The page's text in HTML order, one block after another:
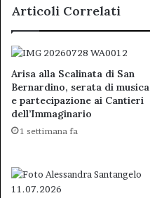
Articoli Correlati
Arisa alla Scalinata di San
Bernardino, serata di musica
e partecipazione ai Cantieri
dell’Immaginario
1 settimana fa